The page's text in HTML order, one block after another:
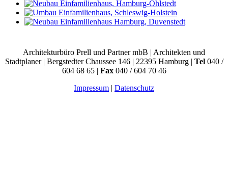
Architekturbüro Prell und Partner mbB | Architekten und
Stadtplaner | Bergstedter Chaussee 146 | 22395 Hamburg | Tel040 /
604 68 65 | Fax040 / 604 70 46
Impressum | Datenschutz